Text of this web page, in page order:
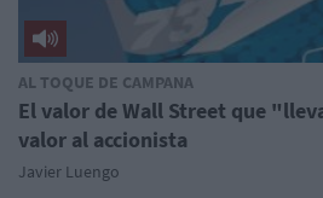
AL TOQUE DE CAMPANA
El valor de Wall Street que
valor al accionista
Javier Luengo